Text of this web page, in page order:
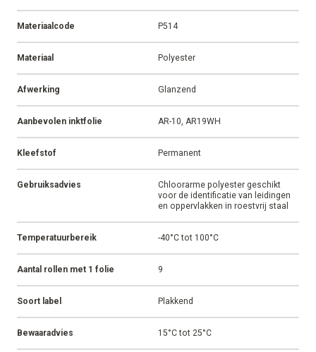
Materiaalcode P514
Materiaal Polyester
Afwerking Glanzend
Aanbevolen inktfolie AR-10, AR19WH
Kleefstof Permanent
Gebruiksadvies
Chloorarme polyester geschikt
voor de identificatie van leidingen
en oppervlakken in roestvrij staal
Temperatuurbereik -40°C tot 100°C
Aantal rollen met 1 folie 9
Soort label Plakkend
Bewaaradvies 15°C tot 25°C